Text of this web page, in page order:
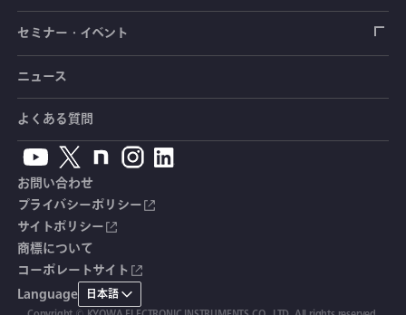
傾斜計
鉄筋計
沈下計
応力計
継目計
手ブレーキ計・チェンジレバー操作力計
踏力計
ホイールトルクセンサ
人体ダミー用センサ
指示計・表示器
増幅器（アンプ）
ハンディ測定器（チェッカ）
計測システム
道路用計測システム
鉄道用計測システム
自動車用計測システム
土木用計測システム
試験装置・システム
ブリッジボックス
ケーブル・コネクタ
アクセサリ
製品・サービスTopics
オーダーメイド製品
生産終了製品
光ファイバ計測ソリューション - 学ぶ・調べる
共和技報
単位変換表
用語集
毒物及び劇物譲受書
安全データシート（SDS）
カタログ・資料のダウンロード
生産終了製品一覧
拠点情報
よくあるご質問
カタログ
取扱説明書
CADデータ
ソフトウェアバージョンアップ
総合カタログ
安全データシート（SDS）
CE適合品 受注・販売状況
セミナー・イベント
セミナー・講習会
イベント・展示会
ニュース
よくある質問
お問い合わせ
プライバシーポリシー
サイトポリシー
商標について
コーポレートサイト
Language 日本語